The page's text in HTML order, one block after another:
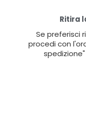
Ritira
Se preferisci
procedi con